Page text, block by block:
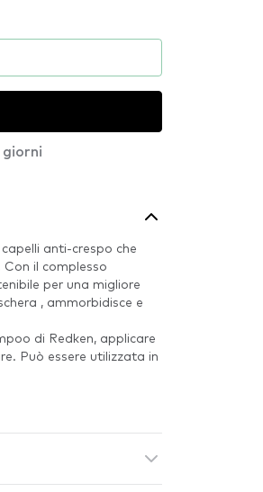
anti-crespo che
il complesso
per una migliore
, ammorbidisce e
di Redken, applicare
Può essere utilizzata in